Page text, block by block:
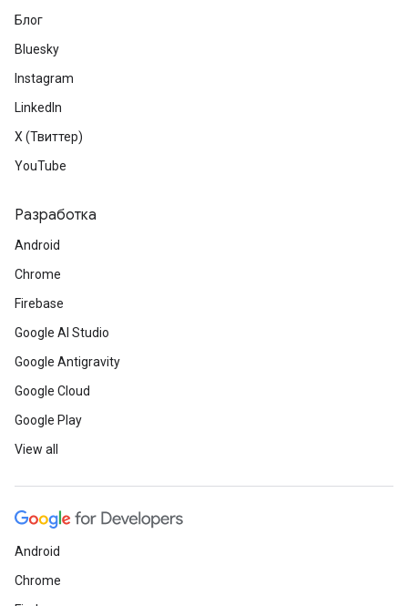
Блог
Bluesky
Instagram
LinkedIn
X (Твиттер)
YouTube
Разработка
Android
Chrome
Firebase
Google AI Studio
Google Antigravity
Google Cloud
Google Play
View all
Android
Chrome